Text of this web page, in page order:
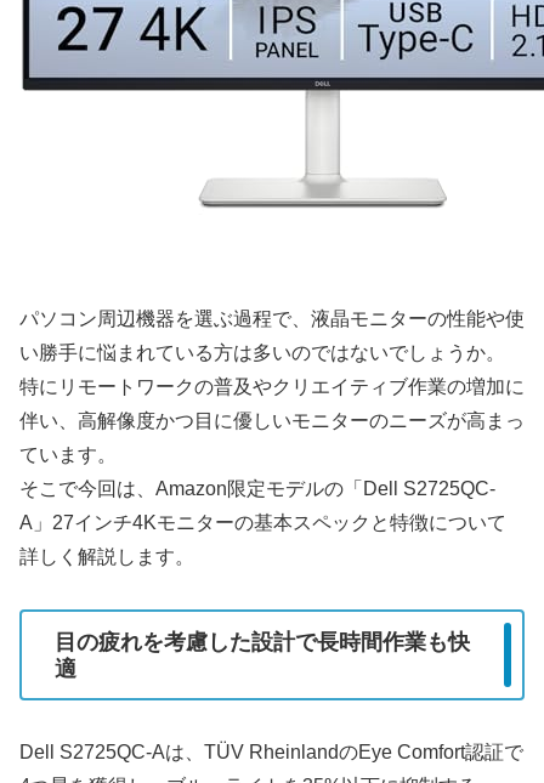
パソコン周辺機器を選ぶ過程で、液晶モニターの性能や使
い勝手に悩まれている方は多いのではないでしょうか。
特にリモートワークの普及やクリエイティブ作業の増加に
伴い、高解像度かつ目に優しいモニターのニーズが高まっ
ています。
そこで今回は、Amazon限定モデルの「Dell S2725QC-
A」27インチ4Kモニターの基本スペックと特徴について
詳しく解説します。
目の疲れを考慮した設計で長時間作業も快
適
Dell S2725QC-Aは、TÜV RheinlandのEye Comfort認証で